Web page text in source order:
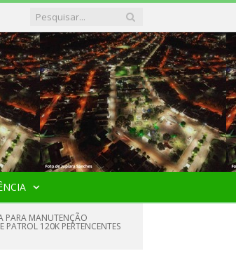
PARA MANUTENÇÃO
120K PERTENCENTES